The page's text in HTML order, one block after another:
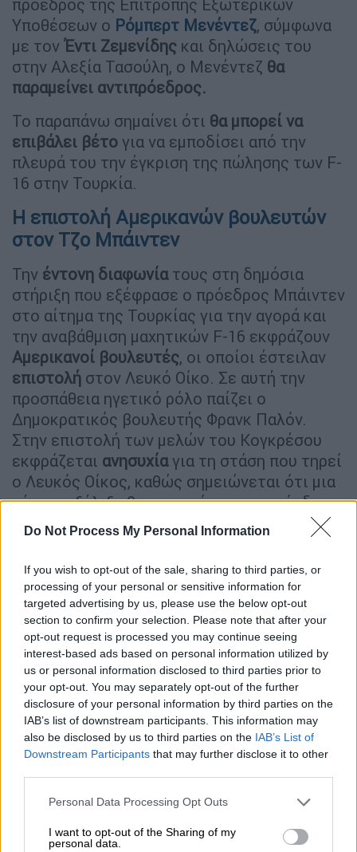
Do Not Process My Personal Information
If you wish to opt-out of the sale, sharing to third parties, or
processing of your personal or sensitive information for
targeted advertising by us, please use the below opt-out
section to confirm your selection. Please note that after your
opt-out request is processed you may continue seeing
interest-based ads based on personal information utilized by
us or personal information disclosed to third parties prior to
your opt-out. You may separately opt-out of the further
disclosure of your personal information by third parties on the
IAB’s list of downstream participants. This information may
also be disclosed by us to third parties on the IAB’s List of
Downstream Participants that may further disclose it to other
Please note that this website/app uses one or more Google
not limited to your visit or usage behaviour. You may click to
grant or deny consent to Google and its third-party tags to
Personal Data Processing Opt Outs
I want to opt-out of the Sharing of my
personal data.
πρόεδρος της Επιτροπής Εξωτερικών
Υποθέσεων ο Ρόμπερτ Μενέντεζ, σύμφωνα
με τον Έντι Ζεμενίδης και δηλώσεις του
στην Αλεξία Τασούλη, ο Μενέντεζ θα
παραμείνει αντιπρόεδρος.
Το παραπάνω σημαίνει ότι θα μπορεί να
επιβάλει βέτο για να εμποδίσει από την
πλευρά του την έγκριση της πώλησης των F-
16 στην Τουρκία.
Η επιστολή Αμερικανών βουλευτών
στον Τζο Μπάιντεν
Την έντονη διαφωνίατους στη δημόσια
στήριξη που εξέφρασε ο πρόεδρος Μπάιντεν
στο αίτημα της Τουρκίας για την αγορά και
την αναβάθμιση μαχητικών F-16 εκφράζουν
Αμερικανοί βουλευτές, οι οποίοι έστειλαν
επιστολή στον Λευκό Οίκο. Σε αυτή την
προσπάθεια ηγετικό ρόλο παίζει ο
Δημοκρατικός βουλευτής Φρανκ Παλόν.
Στην επιστολή των μελών του Κογκρέσου
εκφράζεται ανησυχίαγια τη στάση που τηρεί
ο Λευκός Οίκος, καθώς σημειώνεται ότι μια
τέτοια εξέλιξη θα ανταμείψει τον πρόεδρο
Ερντογάν
για την μη τήρηση των
δεσμεύσεων της Τουρκίας τόσο προς τις
Ηνωμένες Πολιτείες όσο και προς το ΝΑΤΟ.
«Ο Ερντογάν επιλέγει να βάζει το
προσωπικό όφελοςπάνω από το συλλογικό
καλό των συμμάχων του. Η επιλογή του να
εμποδίσει τη Φινλανδία και τη Σουηδία να
ενταχθούν στο ΝΑΤΟ μέχρι να λάβει
παράλογες διαβεβαιώσεις καθιστά σαφές
ότι δεν έχει κάνει τίποτα για να ενισχύσει
το ΝΑΤΟ από τότε που η εισβολή της
Ρωσίας στην Ουκρανία πυροδότησε τη
μεγαλύτερη κρίση που έχει αντιμετωπίσει η
συμμαχία εδώ και δεκαετίες», αναφέρουν οι
βουλευτές στην επιστολή τους.